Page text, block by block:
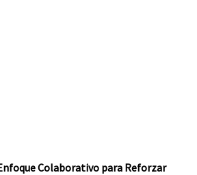
Colaborativo para Reforzar